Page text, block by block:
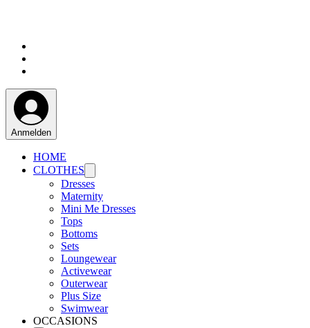
Anmelden
HOME
CLOTHES
Dresses
Maternity
Mini Me Dresses
Tops
Bottoms
Sets
Loungewear
Activewear
Outerwear
Plus Size
Swimwear
OCCASIONS